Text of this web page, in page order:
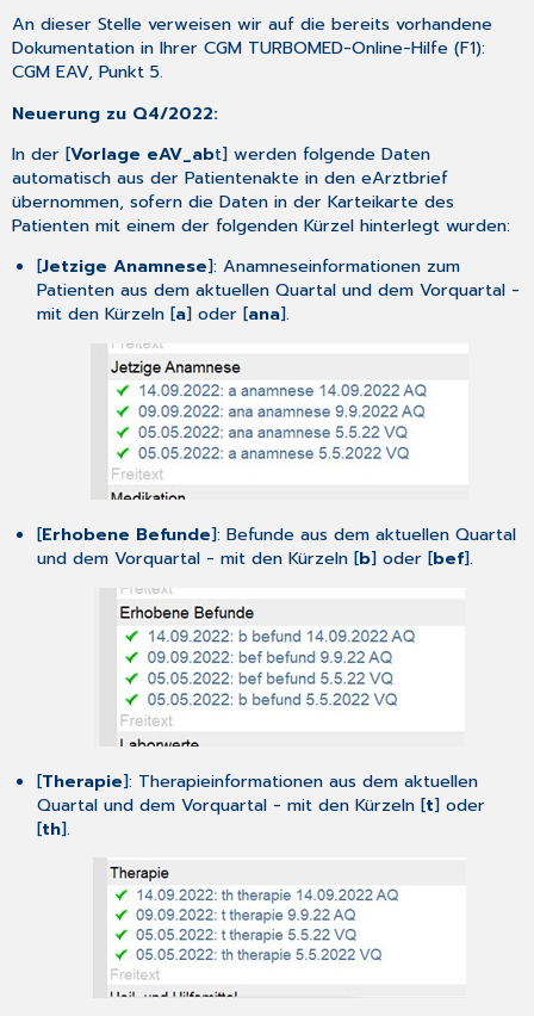
An dieser Stelle verweisen wir auf die bereits vorhandene
Dokumentation in Ihrer CGM TURBOMED-Online-Hilfe (F1):
CGM EAV, Punkt 5.
Neuerung zu Q4/2022:
In der [Vorlage eAV_abt] werden folgende Daten
automatisch aus der Patientenakte in den eArztbrief
übernommen, sofern die Daten in der Karteikarte des
Patienten mit einem der folgenden Kürzel hinterlegt wurden:
[Jetzige Anamnese]: Anamneseinformationen zum
Patienten aus dem aktuellen Quartal und dem Vorquartal -
mit den Kürzeln [a] oder [ana].
[Erhobene Befunde]: Befunde aus dem aktuellen Quartal
und dem Vorquartal - mit den Kürzeln [b] oder [bef].
[Therapie]: Therapieinformationen aus dem aktuellen
Quartal und dem Vorquartal - mit den Kürzeln [t] oder
[th].